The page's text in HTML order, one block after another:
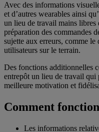
Avec des informations
et d’autres wearables ainsi
un lieu de travail mains libres
préparation des commandes
sujette aux erreurs, comme
utilisateurs sur le terrain.
Des fonctions additionnelles
entrepôt un lieu de travail qui
meilleure motivation et
Comment
Les informations